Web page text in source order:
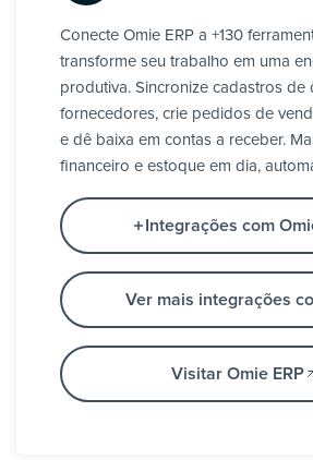
Conecte Omie ERP a +130
transforme seu trabalho em uma
produtiva. Sincronize cadastros de
fornecedores, crie pedidos de
e dê baixa em contas a receber.
financeiro e estoque em dia,
Integrações com
Ver mais integrações
Visitar Omie ERP